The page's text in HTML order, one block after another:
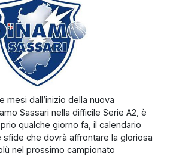
mesi dall’inizio della nuova
Sassari nella difficile Serie A2, è
qualche giorno fa, il calendario
che dovrà affrontare la gloriosa
nel prossimo campionato